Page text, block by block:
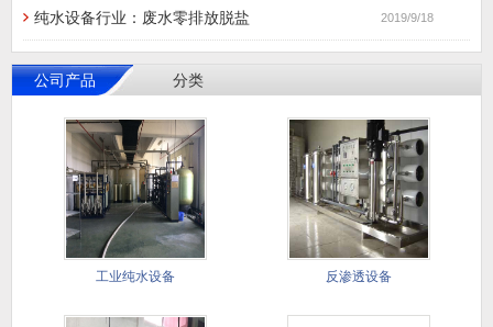
纯水设备行业：废水零排放脱盐 2019/9/18
公司产品 分类
工业纯水设备 反渗透设备